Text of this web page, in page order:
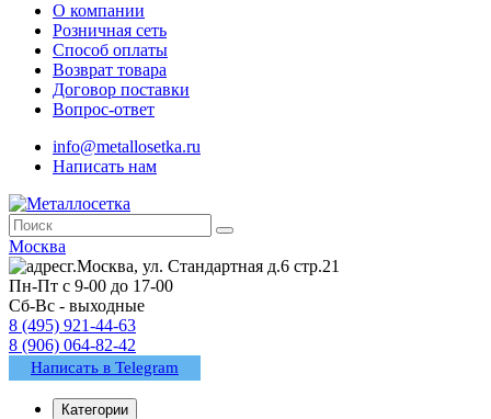
О компании
Розничная сеть
Способ оплаты
Возврат товара
Договор поставки
Вопрос-ответ
info@metallosetka.ru
Написать нам
Москва
г.Москва, ул. Стандартная д.6 стр.21
Пн-Пт с 9-00 до 17-00
Сб-Вс - выходные
8 (495) 921-44-63
8 (906) 064-82-42
Написать в Telegram
Категории